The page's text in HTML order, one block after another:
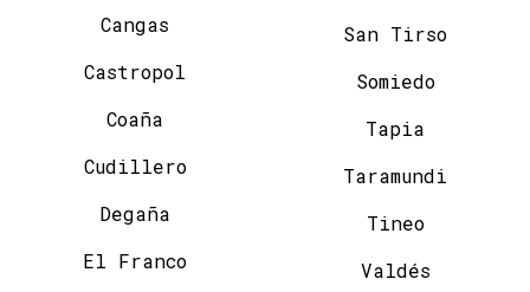
Cangas
Castropol
Coaña
Cudillero
Degaña
El Franco
San Tirso
Somiedo
Tapia
Taramundi
Tineo
Valdés